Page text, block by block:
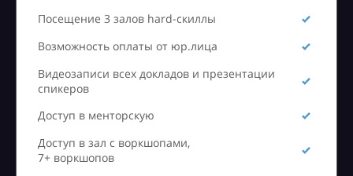
Посещение 3 залов hard-скиллы
Возможность оплаты от юр.лица
Видеозаписи всех докладов и презентации
спикеров
Доступ в менторскую
Доступ в зал с воркшопами,
7+ воркшопов